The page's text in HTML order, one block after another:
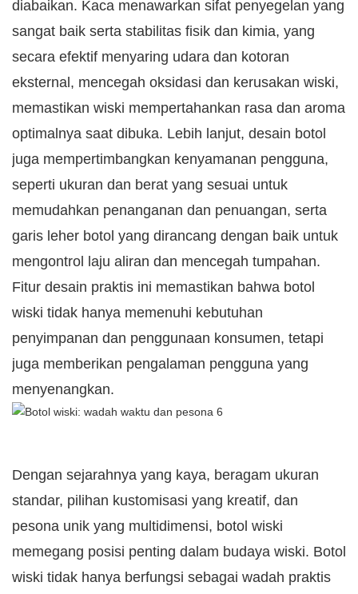
diabaikan. Kaca menawarkan sifat penyegelan yang
sangat baik serta stabilitas fisik dan kimia, yang
secara efektif menyaring udara dan kotoran
eksternal, mencegah oksidasi dan kerusakan wiski,
memastikan wiski mempertahankan rasa dan aroma
optimalnya saat dibuka. Lebih lanjut, desain botol
juga mempertimbangkan kenyamanan pengguna,
seperti ukuran dan berat yang sesuai untuk
memudahkan penanganan dan penuangan, serta
garis leher botol yang dirancang dengan baik untuk
mengontrol laju aliran dan mencegah tumpahan.
Fitur desain praktis ini memastikan bahwa botol
wiski tidak hanya memenuhi kebutuhan
penyimpanan dan penggunaan konsumen, tetapi
juga memberikan pengalaman pengguna yang
menyenangkan.
Dengan sejarahnya yang kaya, beragam ukuran
standar, pilihan kustomisasi yang kreatif, dan
pesona unik yang multidimensi, botol wiski
memegang posisi penting dalam budaya wiski. Botol
wiski tidak hanya berfungsi sebagai wadah praktis